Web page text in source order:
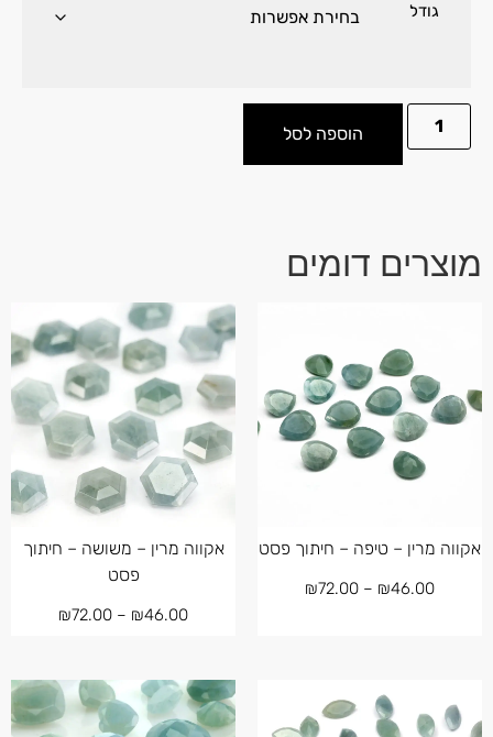
גודל
הוספה לסל
מוצרים דומים
אקווה מרין – טיפה – חיתוך פסט
₪46.00
–
₪72.00
אקווה מרין – משושה – חיתוך
פסט
₪46.00
–
₪72.00